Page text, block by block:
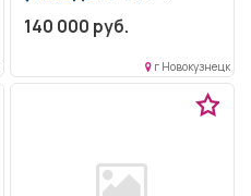
ВЫВОЗНОЕ
движение)
Образование: Среднее
образование.. Обеспечение
140 000 руб.
г Новокузнецк